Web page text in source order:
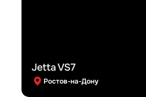
Jetta VS7
Ростов-на-Дону